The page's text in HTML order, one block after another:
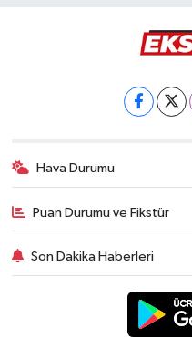
Hava Durumu
Puan Durumu ve Fikstür
Son Dakika Haberleri